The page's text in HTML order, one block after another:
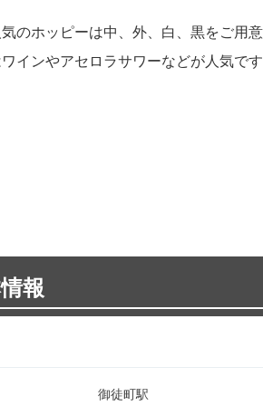
のホッピーは中、外、白、黒をご用
インやアセロラサワーなどが人気で
報
御徒町駅